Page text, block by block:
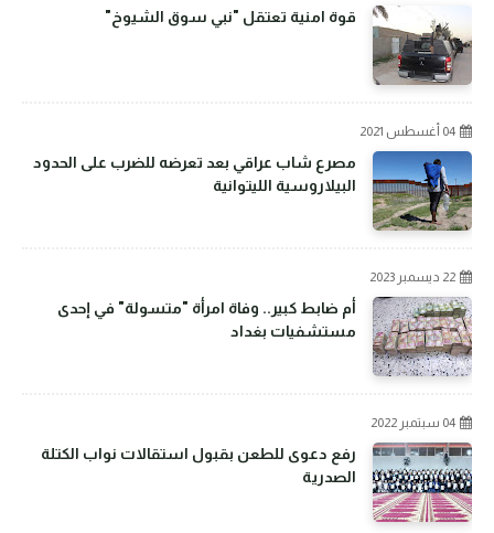
قوة امنية تعتقل "نبي سوق الشيوخ"
04 أغسطس 2021
مصرع شاب عراقي بعد تعرضه للضرب على الحدود
البيلاروسية الليتوانية
22 ديسمبر 2023
أم ضابط كبير.. وفاة امرأة "متسولة" في إحدى
مستشفيات بغداد
04 سبتمبر 2022
رفع دعوى للطعن بقبول استقالات نواب الكتلة
الصدرية